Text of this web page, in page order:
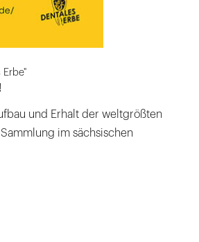
und Erhalt der weltgrößten
im sächsischen